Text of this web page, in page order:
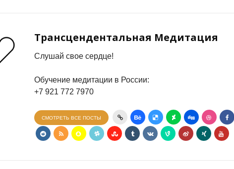
Трансцендентальная Медитация
Слушай свое сердце!
Обучение медитации в России:
+7 921 772 7970
СМОТРЕТЬ ВСЕ ПОСТЫ